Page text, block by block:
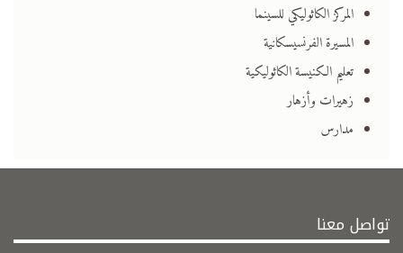
المركز الكاثوليكي للسينما
المسيرة الفرنسيسكانية
تعليم الكنيسة الكاثوليكية
زهيرات وأزهار
مدارس
تواصل معنا